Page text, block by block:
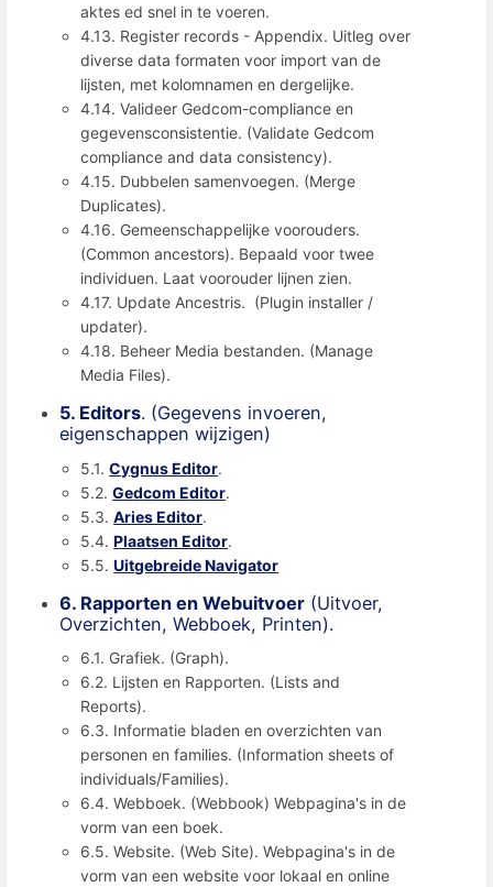
aktes ed snel in te voeren.
4.13. Register records - Appendix. Uitleg over
diverse data formaten voor import van de
lijsten, met kolomnamen en dergelijke.
4.14. Valideer Gedcom-compliance en
gegevensconsistentie. (Validate Gedcom
compliance and data consistency).
4.15. Dubbelen samenvoegen. (Merge
Duplicates).
4.16. Gemeenschappelijke voorouders.
(Common ancestors). Bepaald voor twee
individuen. Laat voorouder lijnen zien.
4.17. Update Ancestris. (Plugin installer /
updater).
4.18. Beheer Media bestanden. (Manage
Media Files).
5. Editors. (Gegevens invoeren,
eigenschappen wijzigen)
5.1.Cygnus Editor.
5.2.Gedcom Editor.
5.3.Aries Editor.
5.4.Plaatsen Editor.
5.5.Uitgebreide Navigator
6. Rapporten en Webuitvoer (Uitvoer,
Overzichten, Webboek, Printen).
6.1. Grafiek. (Graph).
6.2. Lijsten en Rapporten. (Lists and
Reports).
6.3. Informatie bladen en overzichten van
personen en families. (Information sheets of
individuals/Families).
6.4. Webboek. (Webbook) Webpagina's in de
vorm van een boek.
6.5. Website. (Web Site). Webpagina's in de
vorm van een website voor lokaal en online